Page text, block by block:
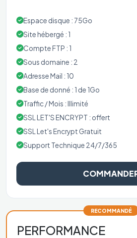
Espace disque : 75Go
Site hébergé : 1
Compte FTP : 1
Sous domaine : 2
Adresse Mail : 10
Base de donné : 1 de 1Go
Traffic / Mois : Illimité
SSL LET'S ENCRYPT : offert
SSL Let's Encrypt Gratuit
Support Technique 24/7/365
RECOMMANDÉ
PERFORMANCE